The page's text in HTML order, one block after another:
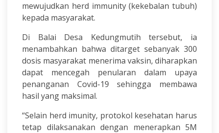
mewujudkan herd immunity (kekebalan tubuh)
kepada masyarakat.
Di Balai Desa Kedungmutih tersebut, ia
menambahkan bahwa ditarget sebanyak 300
dosis masyarakat menerima vaksin, diharapkan
dapat mencegah penularan dalam upaya
penanganan Covid-19 sehingga membawa
hasil yang maksimal.
“Selain herd imunity, protokol kesehatan harus
tetap dilaksanakan dengan menerapkan 5M